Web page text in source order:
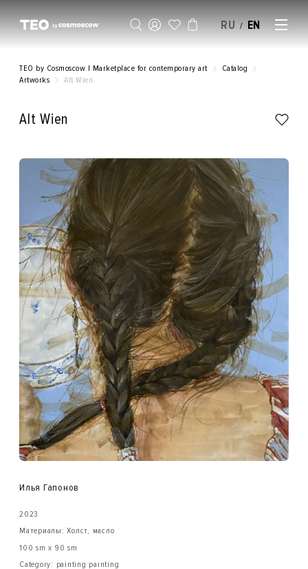
RU / EN
TEO by Cosmoscow | Marketplace for contemporary art
Catalog
Artworks
Alt Wien
Alt Wien
Илья Гапонов
2023
Материалы: Холст, масло
100 sm x 90 sm
Category: painting painting